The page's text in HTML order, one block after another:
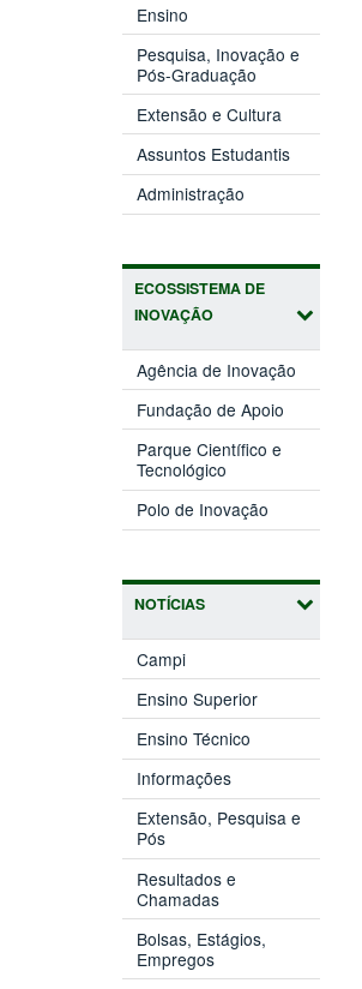
Ensino
em
nova
janela)
Pesquisa, Inovação e
Pós-Graduação (abre
em
nova
janela)
Extensão e Cultura
em
nova
janela)
Assuntos Estudantis(abre
em
janela)
Administração
em
ECOSSISTEMA DE
INOVAÇÃO
Agência de Inovação
em
janela)
Fundação de Apoio
em
Parque Científico e
Tecnológico
em
nova
janela)
Polo de Inovação
em
NOTÍCIAS
Campi
Ensino Superior
Ensino Técnico
Informações
Extensão, Pesquisa e
Pós
Resultados e
Chamadas
Bolsas, Estágios,
Empregos